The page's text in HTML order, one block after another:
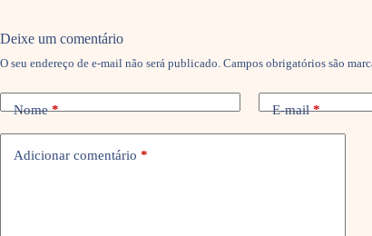
Deixe um comentário
O seu endereço de e-mail não será publicado. Campos obrigatórios são
Nome* E-mail*
Adicionar comentário *